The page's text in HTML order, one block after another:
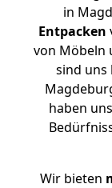
in
Entpacken
von Möbeln
sind uns
haben
Wir bieten